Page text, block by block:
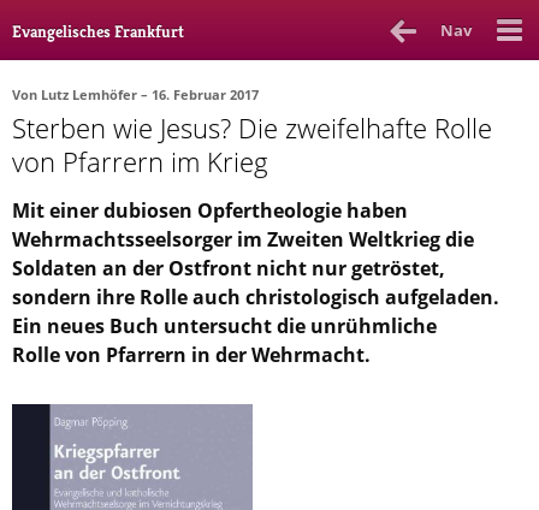
Evangelisches Frankfurt Nav
Rubrik Ausgabe Autor_in
Bücher & Filme
Ethik
Gott & Glauben
Kultur
Meinungen
Menschen
Von Lutz Lemhöfer – 16. Februar 2017
Sterben wie Jesus? Die zweifelhafte Rolle
von Pfarrern im Krieg
Mit einer dubiosen Opfertheologie haben
Wehrmachtsseelsorger im Zweiten Weltkrieg die
Soldaten an der Ostfront nicht nur getröstet,
sondern ihre Rolle auch christologisch aufgeladen.
Ein neues Buch untersucht die unrühmliche
Rolle von Pfarrern in der Wehrmacht.